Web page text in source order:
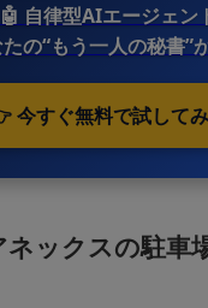
🤖 自律型AIエージェン
の“もう一人の秘書”
今すぐ無料で試して
ックスの駐車